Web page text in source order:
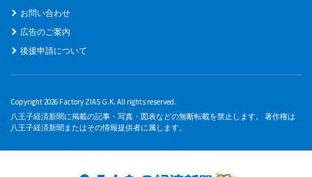
お問い合わせ
広告のご案内
後援申請について
Copyright 2026 Factory ZIAS G.K. All rights reserved.
八王子経済新聞に掲載の記事・写真・図表などの無断転載を禁止します。 著作権は
八王子経済新聞またはその情報提供者に属します。